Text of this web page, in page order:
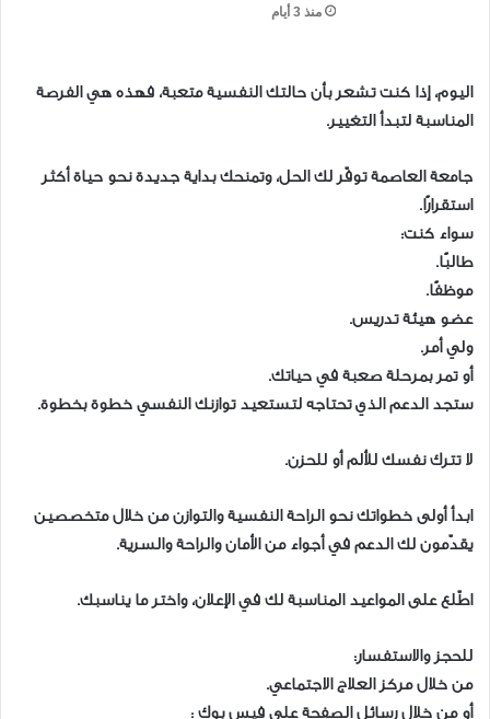
منذ 3 أيام
اليوم، إذا كنت تشعر بأن حالتك النفسية متعبة، فهذه هي الفرصة
المناسبة لتبدأ التغيير.
جامعة العاصمة توفّر لك الحل، وتمنحك بداية جديدة نحو حياة أكثر
استقرارًا.
سواء كنت:
طالبًا.
موظفًا.
عضو هيئة تدريس.
ولي أمر.
أو تمر بمرحلة صعبة في حياتك.
ستجد الدعم الذي تحتاجه لتستعيد توازنك النفسي خطوة بخطوة.
لا تترك نفسك للألم أو للحزن.
ابدأ أولى خطواتك نحو الراحة النفسية والتوازن من خلال متخصصين
يقدّمون لك الدعم في أجواء من الأمان والراحة والسرية.
اطّلع على المواعيد المناسبة لك في الإعلان، واختر ما يناسبك.
للحجز والاستفسار:
من خلال مركز العلاج الاجتماعي.
أو من خلال رسائل الصفحة على فيس بوك :